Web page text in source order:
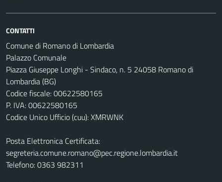
CONTATTI
Comune di Romano di Lombardia
Palazzo Comunale
Piazza Giuseppe Longhi - Sindaco, n. 5 24058 Romano di
Lombardia (BG)
Codice fiscale: 00622580165
P. IVA: 00622580165
Codice Unico Ufficio (cuu): XMRWNK
Posta Elettronica Certificata:
segreteria.comune.romano@pec.regione.lombardia.it
Telefono: 0363 982311